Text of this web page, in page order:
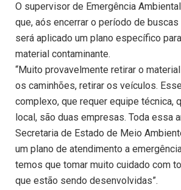
O supervisor de Emergência
que, aós encerrar o período de
será aplicado um plano específico
material contaminante.
“Muito provavelmente retirar o
os caminhões, retirar os veículos.
complexo, que requer equipe técnica,
local, são duas empresas. Toda essa
Secretaria de Estado de Meio
um plano de atendimento a
temos que tomar muito cuidado com
que estão sendo desenvolvidas”.